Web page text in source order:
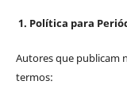
1. Política para
Autores que publicam
termos: